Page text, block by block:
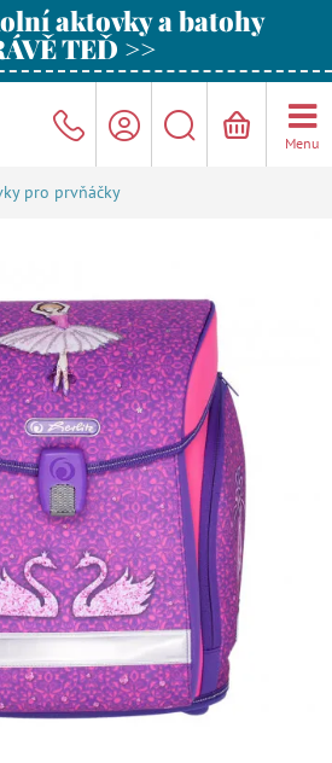
aktovky a batohy
TEĎ >>
Menu
pro prvňáčky